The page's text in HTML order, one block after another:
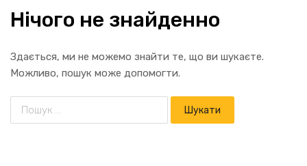
Нічого не знайденно
Здається, ми не можемо знайти те, що ви шукаєте.
Можливо, пошук може допомогти.